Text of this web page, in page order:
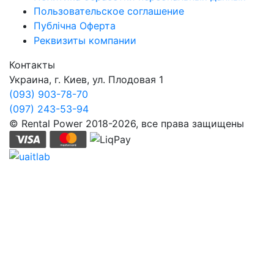
Пользовательское соглашение
Публічна Оферта
Реквизиты компании
Контакты
Украина, г. Киев, ул. Плодовая 1
(093) 903-78-70
(097) 243-53-94
© Rental Power 2018-2026, все права защищены